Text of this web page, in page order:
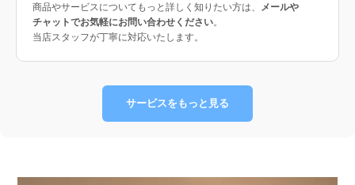
商品やサービスについてもっと詳しく知りたい方は、 メールや
チャットでお気軽にお問い合わせください。
当店スタッフが丁寧に対応いたします。
サービスをもっと見る